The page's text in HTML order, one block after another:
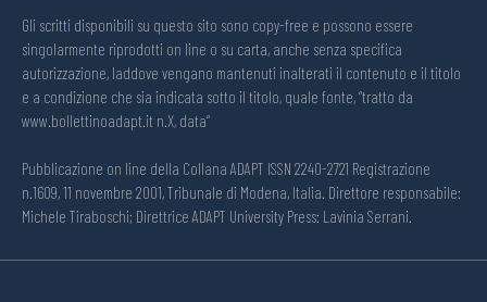
Gli scritti disponibili su questo sito sono copy-free e possono essere
singolarmente riprodotti on line o su carta, anche senza specifica
autorizzazione, laddove vengano mantenuti inalterati il contenuto e il titolo
e a condizione che sia indicata sotto il titolo, quale fonte, “tratto da
www.bollettinoadapt.it n.X, data“
Pubblicazione on line della Collana ADAPT ISSN 2240-2721 Registrazione
n.1609, 11 novembre 2001, Tribunale di Modena, Italia. Direttore responsabile:
Michele Tiraboschi; Direttrice ADAPT University Press: Lavinia Serrani.